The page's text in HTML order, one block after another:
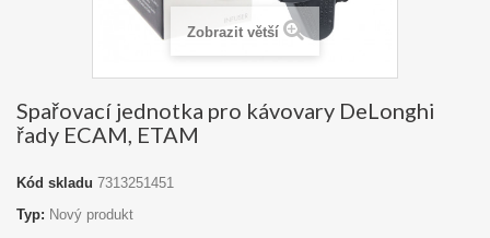
Zobrazit větší
Spařovací jednotka pro kávovary DeLonghi
řady ECAM, ETAM
Kód skladu 7313251451
Typ: Nový produkt